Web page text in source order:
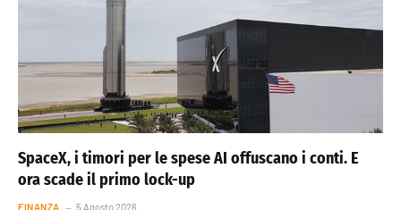
SpaceX, i timori per le spese AI offuscano i conti. E
ora scade il primo lock-up
FINANZA 5 Agosto 2026